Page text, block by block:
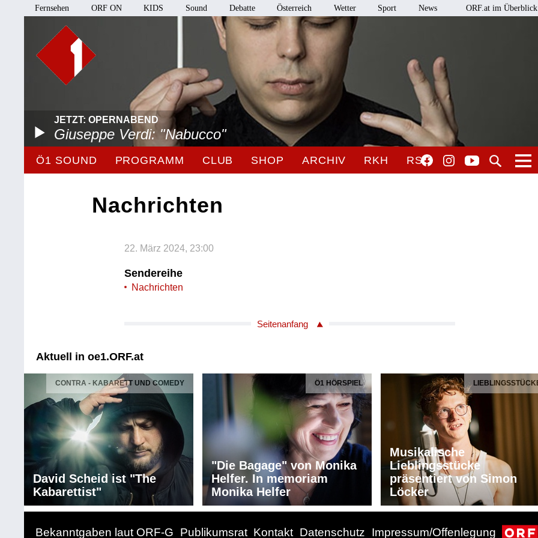
Fernsehen ORF ON KIDS Sound Debatte Österreich Wetter Sport News ORF.at im Überblick
JETZT: OPERNABEND
Giuseppe Verdi: "Nabucco"
Ö1 SOUND PROGRAMM CLUB SHOP ARCHIV RKH RSO
Nachrichten
22. März 2024, 23:00
Sendereihe
Nachrichten
Seitenanfang
Aktuell in oe1.ORF.at
CONTRA - KABARETT UND COMEDY
David Scheid ist "The
Kabarettist"
Ö1 HÖRSPIEL
"Die Bagage" von Monika
Helfer. In memoriam
Monika Helfer
Musikalische
Lieblingsstücke
präsentiert von Simon
Löcker
Bekanntgaben laut ORF-G Publikumsrat Kontakt Datenschutz Impressum/Offenlegung